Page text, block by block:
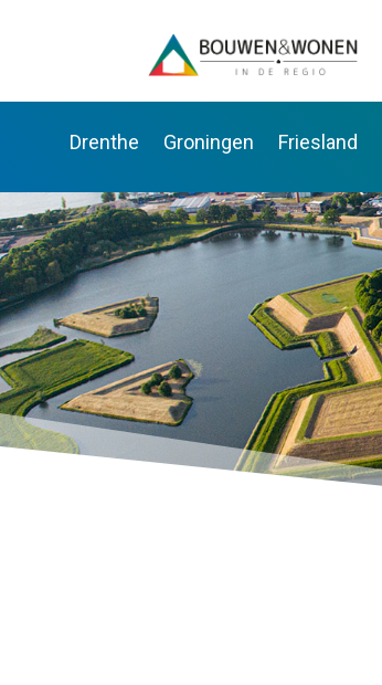
Drenthe Groningen Friesland